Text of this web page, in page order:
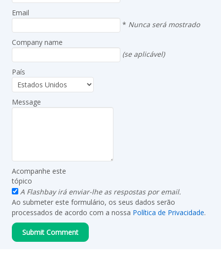
Email
* Nunca será mostrado
Company name
(se aplicável)
País
Message
Acompanhe este
tópico
A Flashbay irá enviar-lhe as respostas por email.
Ao submeter este formulário, os seus dados serão
processados de acordo com a nossa Política de Privacidade.